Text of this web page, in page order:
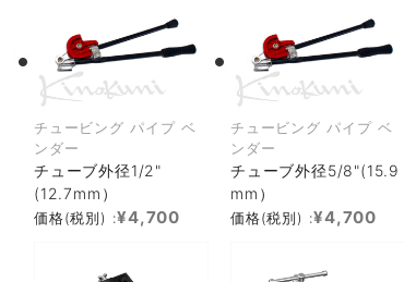
チュービング パイプ ベ
ンダー
チューブ外径1/2"
(12.7mm）
価格(税別) :¥4,700
チュービング パイプ ベ
ンダー
チューブ外径5/8"(15.9
mm）
価格(税別) :¥4,700